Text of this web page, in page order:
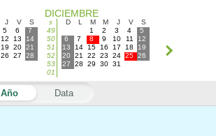
J V
S
5 6
7
12 13
14
19 20 21
26 27
28
DICIEMBRE
s D L M M J V
S
49
1 2 3 4
5
50
6 7 8 9 10 11
12
51
13 14 15 16 17 18
19
52
20 21 22 23 24 25 26
53
27 28 29 30 31
01
Año Data